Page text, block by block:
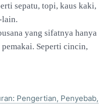
sepatu, topi, kaus kaki,
lain.
yang sifatnya hanya
Seperti cincin,
Pengertian, Penyebab,